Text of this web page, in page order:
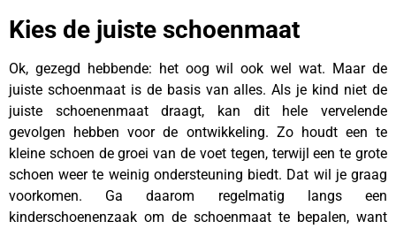
Kies de juiste schoenmaat
Ok, gezegd hebbende: het oog wil ook wel wat. Maar de
juiste schoenmaat is de basis van alles. Als je kind niet de
juiste schoenenmaat draagt, kan dit hele vervelende
gevolgen hebben voor de ontwikkeling. Zo houdt een te
kleine schoen de groei van de voet tegen, terwijl een te grote
schoen weer te weinig ondersteuning biedt. Dat wil je graag
voorkomen. Ga daarom regelmatig langs een
kinderschoenenzaak om de schoenmaat te bepalen, want